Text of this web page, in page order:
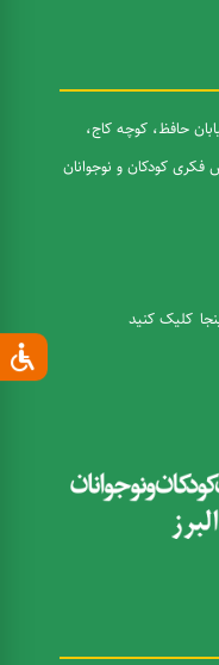
حافظ، کوچه کاج،
فکری کودکان و نوجوانان
کلیک کنید